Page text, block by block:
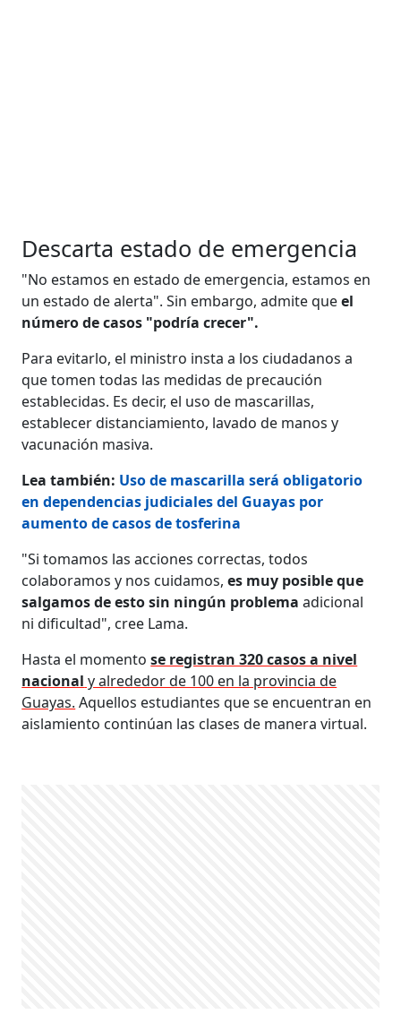
Descarta estado de emergencia
"No estamos en estado de emergencia, estamos en
un estado de alerta". Sin embargo, admite queel
número de casos "podría crecer".
Para evitarlo, el ministro insta a los ciudadanos a
que tomen todas las medidas de precaución
establecidas. Es decir, el uso de mascarillas,
establecer distanciamiento, lavado de manos y
vacunación masiva.
Lea también: Uso de mascarilla será obligatorio
en dependencias judiciales del Guayas por
aumento de casos de tosferina
"Si tomamos las acciones correctas, todos
colaboramos y nos cuidamos,es muy posible que
salgamos de esto sin ningún problema adicional
ni dificultad", cree Lama.
Hasta el momento se registran 320 casos a nivel
nacional y alrededor de 100 en la provincia de
Guayas. Aquellos estudiantes que se encuentran en
aislamiento continúan las clases de manera virtual.